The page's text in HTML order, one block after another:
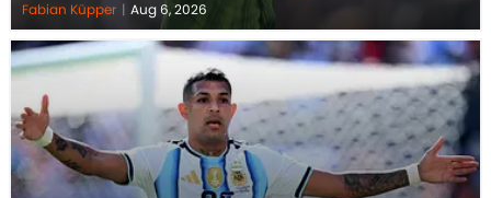
Fabian Küpper | Aug 6, 2026